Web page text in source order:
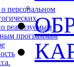
персональном
реализуемым
программам